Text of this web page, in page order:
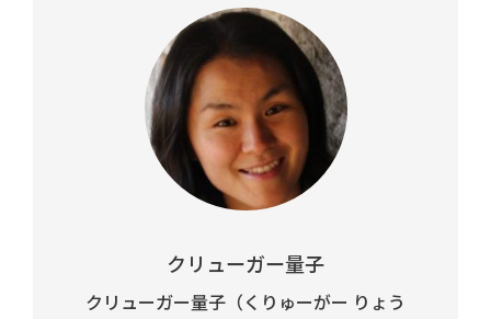
クリューガー量子
クリューガー量子（くりゅーがー りょう